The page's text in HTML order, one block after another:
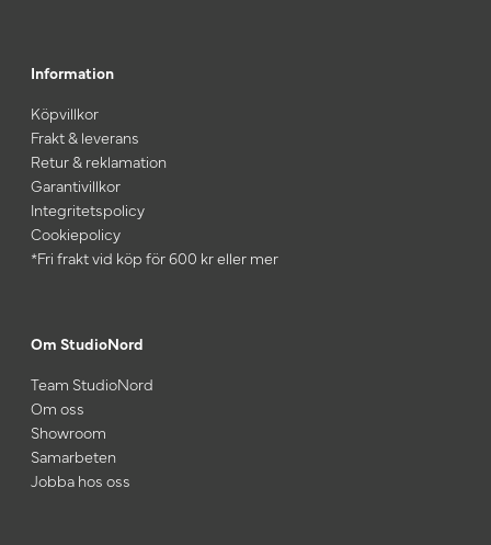
Information
Köpvillkor
Frakt & leverans
Retur & reklamation
Garantivillkor
Integritetspolicy
Cookiepolicy
*Fri frakt vid köp för 600 kr eller mer
Om StudioNord
Team StudioNord
Om oss
Showroom
Samarbeten
Jobba hos oss